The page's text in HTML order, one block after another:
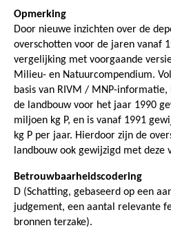
Opmerking
Door nieuwe inzichten over de
overschotten voor de jaren vanaf
vergelijking met voorgaande
Milieu- en Natuurcompendium.
basis van RIVM / MNP-
de landbouw voor het jaar 1990
miljoen kg P, en is vanaf 1991
kg P per jaar. Hierdoor zijn de
landbouw ook gewijzigd met deze
Betrouwbaarheidscodering
D (Schatting, gebaseerd op een
judgement, een aantal relevante
bronnen terzake).